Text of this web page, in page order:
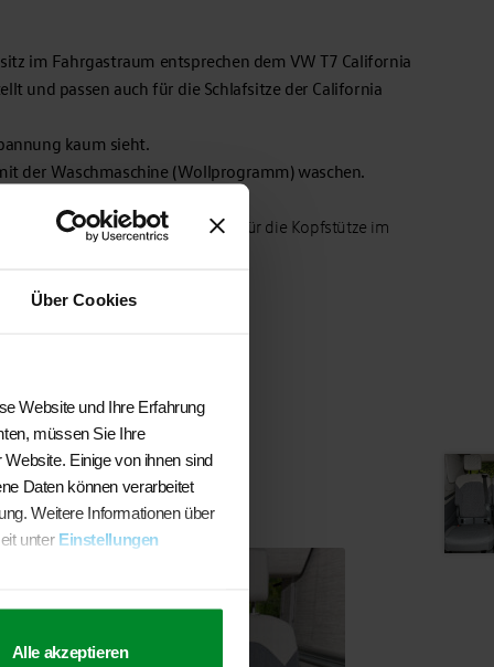
Über Cookies
Website und Ihre Erfahrung
müssen Sie Ihre
Einige von ihnen sind
Daten können verarbeitet
Weitere Informationen über
unter Einstellungen
Alle akzeptieren
im Fahrgastraum entsprechen dem VW T7 California
und passen auch für die Schlafsitze der California
kaum sieht.
der Waschmaschine (Wollprogramm) waschen.
ist auch der Schonbezug für die Kopfstütze im